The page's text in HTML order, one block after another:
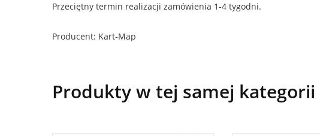
Przeciętny termin realizacji zamówienia 1-4 tygodni.
Producent: Kart-Map
Produkty w tej samej kategorii